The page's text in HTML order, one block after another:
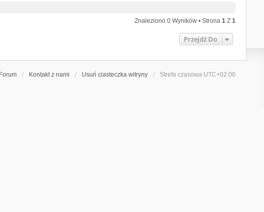
Znaleziono 0 Wyników • Strona1 Z1
Przejdź Do
Forum Kontakt z nami Usuń ciasteczka witryny Strefa czasowa UTC+02:00